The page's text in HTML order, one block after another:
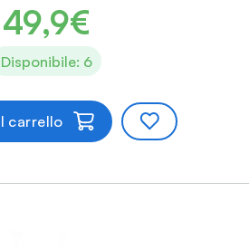
49,9€
Disponibile: 6
carrello